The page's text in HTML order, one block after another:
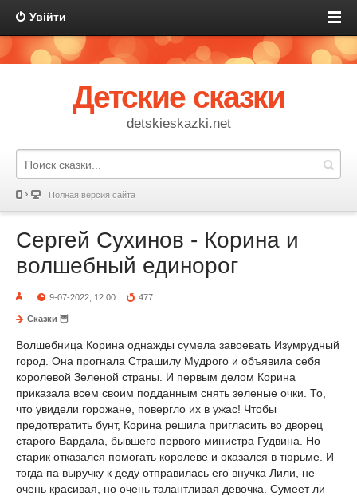
Увійти
Детские сказки
detskieskazki.net
Полная версия сайта
Сергей Сухинов - Корина и
волшебный единорог
9-07-2022, 12:00 477
Сказки 🦉
Волшебница Корина однажды сумела завоевать Изумрудный
город. Она прогнала Страшилу Мудрого и объявила себя
королевой Зеленой страны. И первым делом Корина
приказала всем своим подданным снять зеленые очки. То,
что увидели горожане, повергло их в ужас! Чтобы
предотвратить бунт, Корина решила пригласить во дворец
старого Вардала, бывшего первого министра Гудвина. Но
старик отказался помогать королеве и оказался в тюрьме. И
тогда па выручку к деду отправилась его внучка Лили, не
очень красивая, но очень талантливая девочка. Сумеет ли